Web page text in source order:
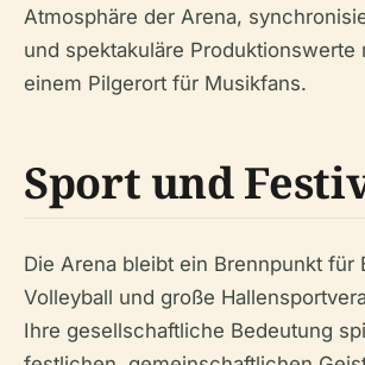
Atmosphäre der Arena,
und spektakuläre Produktionswerte
einem Pilgerort für Musikfans.
Sport und
Die Arena bleibt ein Brennpunkt für
Volleyball und große
Ihre gesellschaftliche Bedeutung